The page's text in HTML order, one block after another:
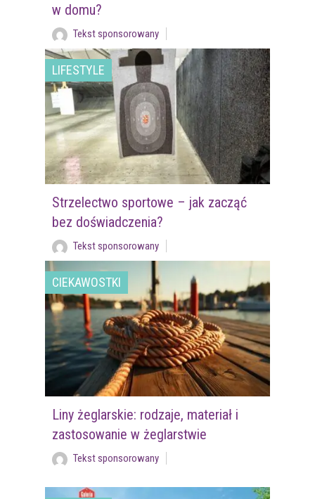
w domu?
Tekst sponsorowany
LIFESTYLE
Strzelectwo sportowe – jak zacząć
bez doświadczenia?
Tekst sponsorowany
CIEKAWOSTKI
Liny żeglarskie: rodzaje, materiał i
zastosowanie w żeglarstwie
Tekst sponsorowany